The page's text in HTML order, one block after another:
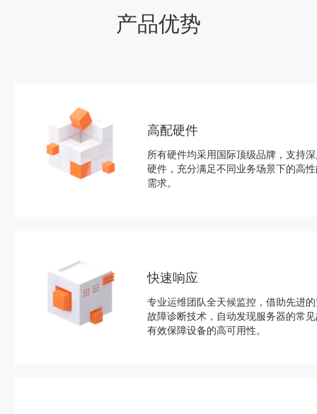
产品优势
高配硬件
所有硬件均采用国际顶级品牌，支持
硬件，充分满足不同业务场景下的高
需求。
快速响应
专业运维团队全天候监控，借助先进
故障诊断技术，自动发现服务器的常
有效保障设备的高可用性。